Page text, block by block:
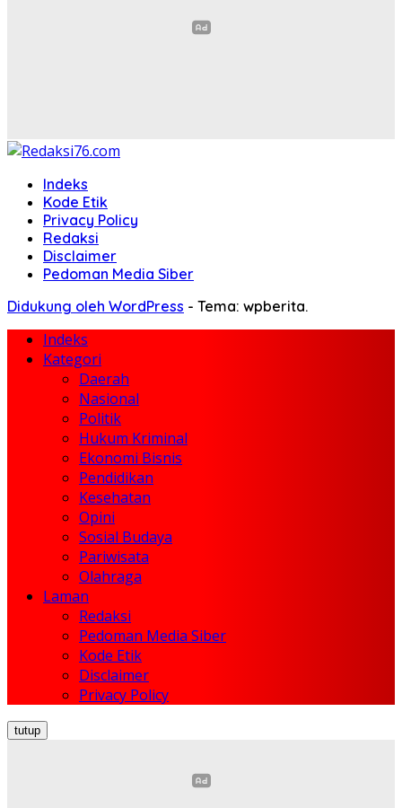
Indeks
Kode Etik
Privacy Policy
Redaksi
Disclaimer
Pedoman Media Siber
Didukung oleh WordPress - Tema: wpberita.
Indeks
Kategori
Daerah
Nasional
Politik
Hukum Kriminal
Ekonomi Bisnis
Pendidikan
Kesehatan
Opini
Sosial Budaya
Pariwisata
Olahraga
Laman
Redaksi
Pedoman Media Siber
Kode Etik
Disclaimer
Privacy Policy
tutup